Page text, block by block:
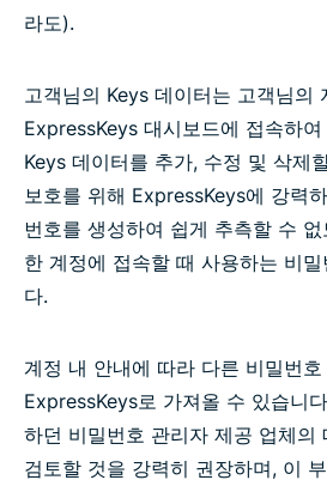
라도).
고객님의 Keys 데이터는 고객님의
ExpressKeys 대시보드에 접속하
Keys 데이터를 추가, 수정 및 삭제
보호를 위해 ExpressKeys에 강력
번호를 생성하여 쉽게 추측할 수
한 계정에 접속할 때 사용하는 비
다.
계정 내 안내에 따라 다른 비밀번
ExpressKeys로 가져올 수 있습니
하던 비밀번호 관리자 제공 업체의
검토할 것을 강력히 권장하며, 이